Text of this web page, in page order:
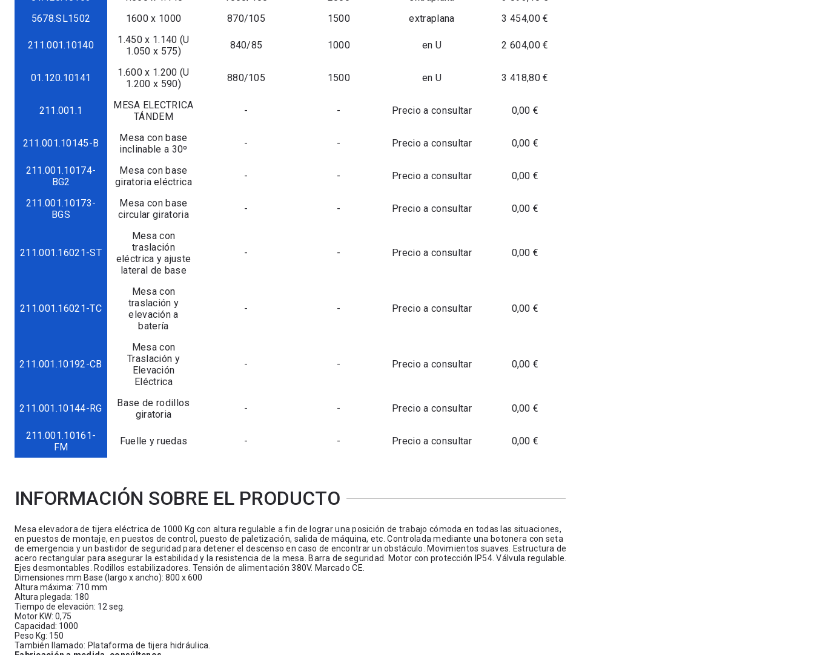
5678.SL1502
1600 x 1000 870/105 1500 extraplana 3 454,00 €
211.001.10140
1.450 x 1.140 (U
1.050 x 575)
840/85 1000 en U 2 604,00 €
01.120.10141
1.600 x 1.200 (U
1.200 x 590)
880/105 1500 en U 3 418,80 €
211.001.1
MESA ELECTRICA
TÁNDEM
- - Precio a consultar 0,00 €
211.001.10145-B
Mesa con base
inclinable a 30º
- - Precio a consultar 0,00 €
211.001.10174-
BG2
Mesa con base
giratoria eléctrica
- - Precio a consultar 0,00 €
211.001.10173-
BGS
Mesa con base
circular giratoria
- - Precio a consultar 0,00 €
211.001.16021-ST
Mesa con
traslación
eléctrica y ajuste
lateral de base
- - Precio a consultar 0,00 €
211.001.16021-TC
Mesa con
traslación y
elevación a
batería
- - Precio a consultar 0,00 €
211.001.10192-CB
Mesa con
Traslación y
Elevación
Eléctrica
- - Precio a consultar 0,00 €
211.001.10144-RG
Base de rodillos
giratoria
- - Precio a consultar 0,00 €
211.001.10161-
FM
Fuelle y ruedas - - Precio a consultar 0,00 €
INFORMACIÓN SOBRE EL PRODUCTO
Mesa elevadora de tijera eléctrica de 1000 Kg con altura regulable a fin de lograr una posición de trabajo cómoda en todas las situaciones,
en puestos de montaje, en puestos de control, puesto de paletización, salida de máquina, etc. Controlada mediante una botonera con seta
de emergencia y un bastidor de seguridad para detener el descenso en caso de encontrar un obstáculo. Movimientos suaves. Estructura de
acero rectangular para asegurar la estabilidad y la resistencia de la mesa. Barra de seguridad. Motor con protección IP54. Válvula regulable.
Ejes desmontables. Rodillos estabilizadores. Tensión de alimentación 380V. Marcado CE.
Dimensiones mm Base (largo x ancho): 800 x 600
Altura máxima: 710 mm
Altura plegada: 180
Tiempo de elevación: 12 seg.
Motor KW: 0,75
Capacidad: 1000
Peso Kg: 150
También llamado: Plataforma de tijera hidráulica.